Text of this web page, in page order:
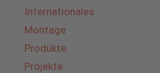
Internationales
Montage
Produkte
Projekte